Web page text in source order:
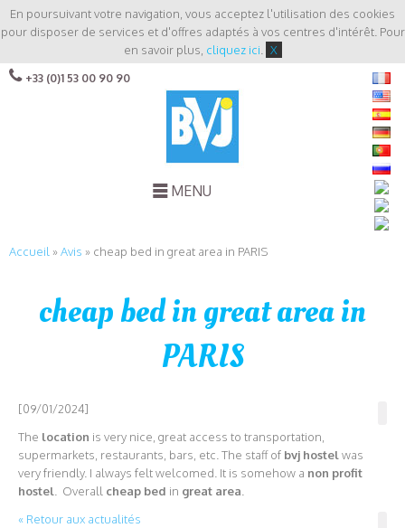
En poursuivant votre navigation, vous acceptez l'utilisation des cookies
pour disposer de services et d'offres adaptés à vos centres d'intérêt. Pour
en savoir plus, cliquez ici X
+33 (0)1 53 00 90 90
MENU
Accueil »Avis » cheap bed in great area in PARIS
cheap bed in great area in
PARIS
[09/01/2024]
The location is very nice, great access to transportation,
supermarkets, restaurants, bars, etc. The staff of bvj hostelwas
very friendly. I always felt welcomed. It is somehow a non profit
hostel. Overall cheap bed in great area.
« Retour aux actualités